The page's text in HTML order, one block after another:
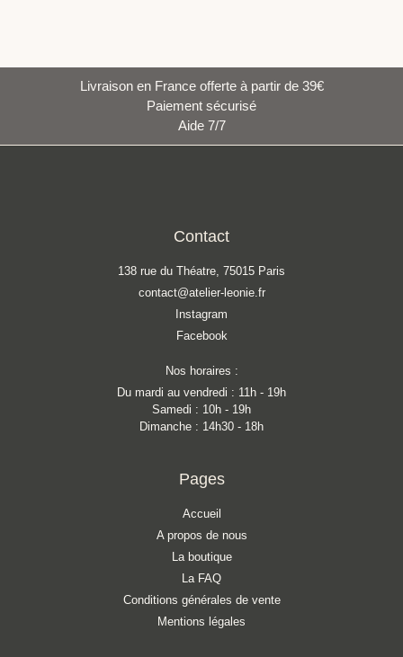
Livraison en France offerte à partir de 39€
Paiement sécurisé
Aide 7/7
Contact
138 rue du Théatre, 75015 Paris
contact@atelier-leonie.fr
Instagram
Facebook
Nos horaires :
Du mardi au vendredi : 11h - 19h
Samedi : 10h - 19h
Dimanche : 14h30 - 18h
Pages
Accueil
A propos de nous
La boutique
La FAQ
Conditions générales de vente
Mentions légales